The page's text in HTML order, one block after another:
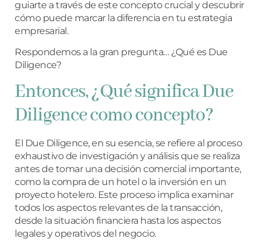
guiarte a través de este concepto crucial y descubrir
cómo puede marcar la diferencia en tu estrategia
empresarial.
Respondemos a la gran pregunta… ¿Qué es Due
Diligence?
Entonces, ¿Qué significa Due
Diligence como concepto?
El Due Diligence, en su esencia, se refiere al proceso
exhaustivo de investigación y análisis que se realiza
antes de tomar una decisión comercial importante,
como la compra de un hotel o la inversión en un
proyecto hotelero. Este proceso implica examinar
todos los aspectos relevantes de la transacción,
desde la situación financiera hasta los aspectos
legales y operativos del negocio.